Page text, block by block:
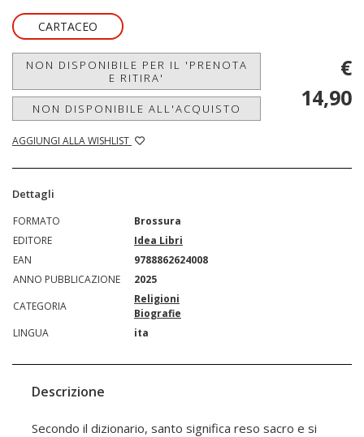
CARTACEO
NON DISPONIBILE PER IL 'PRENOTA
E RITIRA'
NON DISPONIBILE ALL'ACQUISTO
AGGIUNGI ALLA WISHLIST
€
14,90
Dettagli
FORMATO
Brossura
EDITORE
Idea Libri
EAN
9788862624008
ANNO PUBBLICAZIONE
2025
CATEGORIA
Religioni
Biografie
LINGUA
ita
Descrizione
Secondo il dizionario, santo significa reso sacro e si